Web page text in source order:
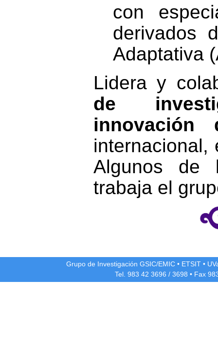
con
derivados
Adaptativa
Lidera y
de
innovación
internacional,
Algunos de
trabaja el
Grupo de Investigación GSIC/EMIC • ETSIT •
Tel. 983 42 3696 / 3698 • Fax